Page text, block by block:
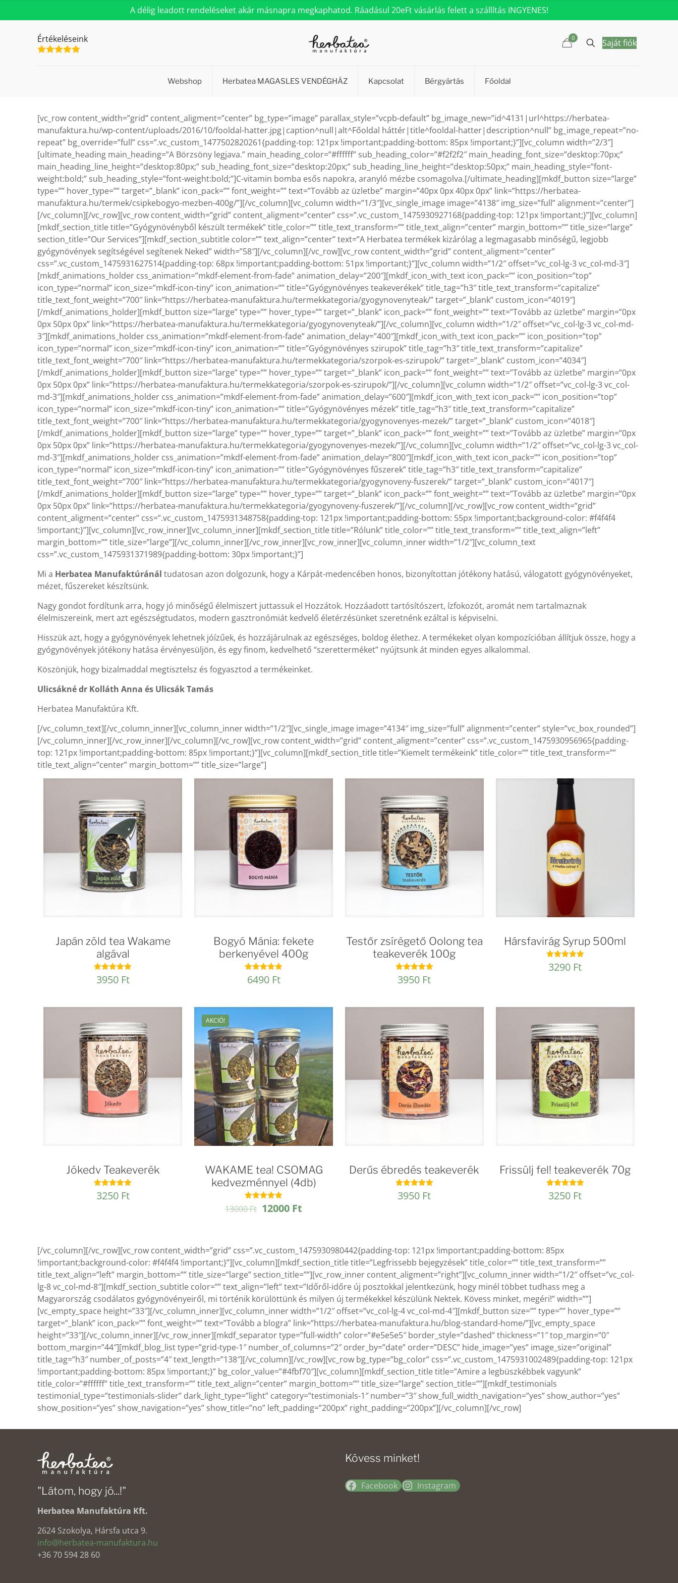
A délig leadott rendeléseket akár másnapra megkaphatod. Ráadásul 20eFt vásárlás felett a szállítás INGYENES!
Értékeléseink
Webshop Herbatea MAGASLES VENDÉGHÁZ Kapcsolat Bérgyártás Főoldal
0 Saját fiók
[vc_row content_width=”grid” content_aligment=”center” bg_type=”image” parallax_style=”vcpb-default” bg_image_new=”id^4131|url^https://herbatea-
manufaktura.hu/wp-content/uploads/2016/10/fooldal-hatter.jpg|caption^null|alt^Főoldal háttér|title^fooldal-hatter|description^null” bg_image_repeat=”no-
repeat” bg_override=”full” css=”.vc_custom_1477502820261{padding-top: 121px !important;padding-bottom: 85px !important;}”][vc_column width=”2/3″]
[ultimate_heading main_heading=”A Börzsöny legjava.” main_heading_color=”#ffffff” sub_heading_color=”#f2f2f2″ main_heading_font_size=”desktop:70px;”
main_heading_line_height=”desktop:80px;” sub_heading_font_size=”desktop:20px;” sub_heading_line_height=”desktop:50px;” main_heading_style=”font-
weight:bold;” sub_heading_style=”font-weight:bold;”]C-vitamin bomba esős napokra, aranyló mézbe csomagolva.[/ultimate_heading][mkdf_button size=”large”
type=”” hover_type=”” target=”_blank” icon_pack=”” font_weight=”” text=”Tovább az üzletbe” margin=”40px 0px 40px 0px” link=”https://herbatea-
manufaktura.hu/termek/csipkebogyo-mezben-400g/”][/vc_column][vc_column width=”1/3″][vc_single_image image=”4138″ img_size=”full” alignment=”center”]
[/vc_column][/vc_row][vc_row content_width=”grid” content_aligment=”center” css=”.vc_custom_1475930927168{padding-top: 121px !important;}”][vc_column]
[mkdf_section_title title=”Gyógynövényből készült termékek” title_color=”” title_text_transform=”” title_text_align=”center” margin_bottom=”” title_size=”large”
section_title=”Our Services”][mkdf_section_subtitle color=”” text_align=”center” text=”A Herbatea termékek kizárólag a legmagasabb minőségű, legjobb
gyógynövények segítségével segítenek Neked” width=”58″][/vc_column][/vc_row][vc_row content_width=”grid” content_aligment=”center”
css=”.vc_custom_1475931627514{padding-top: 68px !important;padding-bottom: 51px !important;}”][vc_column width=”1/2″ offset=”vc_col-lg-3 vc_col-md-3″]
[mkdf_animations_holder css_animation=”mkdf-element-from-fade” animation_delay=”200″][mkdf_icon_with_text icon_pack=”” icon_position=”top”
icon_type=”normal” icon_size=”mkdf-icon-tiny” icon_animation=”” title=”Gyógynövényes teakeverékek” title_tag=”h3″ title_text_transform=”capitalize”
title_text_font_weight=”700″ link=”https://herbatea-manufaktura.hu/termekkategoria/gyogynovenyteak/” target=”_blank” custom_icon=”4019″]
[/mkdf_animations_holder][mkdf_button size=”large” type=”” hover_type=”” target=”_blank” icon_pack=”” font_weight=”” text=”Tovább az üzletbe” margin=”0px
0px 50px 0px” link=”https://herbatea-manufaktura.hu/termekkategoria/gyogynovenyteak/”][/vc_column][vc_column width=”1/2″ offset=”vc_col-lg-3 vc_col-md-
3″][mkdf_animations_holder css_animation=”mkdf-element-from-fade” animation_delay=”400″][mkdf_icon_with_text icon_pack=”” icon_position=”top”
icon_type=”normal” icon_size=”mkdf-icon-tiny” icon_animation=”” title=”Gyógynövényes szirupok” title_tag=”h3″ title_text_transform=”capitalize”
title_text_font_weight=”700″ link=”https://herbatea-manufaktura.hu/termekkategoria/szorpok-es-szirupok/” target=”_blank” custom_icon=”4034″]
[/mkdf_animations_holder][mkdf_button size=”large” type=”” hover_type=”” target=”_blank” icon_pack=”” font_weight=”” text=”Tovább az üzletbe” margin=”0px
0px 50px 0px” link=”https://herbatea-manufaktura.hu/termekkategoria/szorpok-es-szirupok/”][/vc_column][vc_column width=”1/2″ offset=”vc_col-lg-3 vc_col-
md-3″][mkdf_animations_holder css_animation=”mkdf-element-from-fade” animation_delay=”600″][mkdf_icon_with_text icon_pack=”” icon_position=”top”
icon_type=”normal” icon_size=”mkdf-icon-tiny” icon_animation=”” title=”Gyógynövényes mézek” title_tag=”h3″ title_text_transform=”capitalize”
title_text_font_weight=”700″ link=”https://herbatea-manufaktura.hu/termekkategoria/gyogynovenyes-mezek/” target=”_blank” custom_icon=”4018″]
[/mkdf_animations_holder][mkdf_button size=”large” type=”” hover_type=”” target=”_blank” icon_pack=”” font_weight=”” text=”Tovább az üzletbe” margin=”0px
0px 50px 0px” link=”https://herbatea-manufaktura.hu/termekkategoria/gyogynovenyes-mezek/”][/vc_column][vc_column width=”1/2″ offset=”vc_col-lg-3 vc_col-
md-3″][mkdf_animations_holder css_animation=”mkdf-element-from-fade” animation_delay=”800″][mkdf_icon_with_text icon_pack=”” icon_position=”top”
icon_type=”normal” icon_size=”mkdf-icon-tiny” icon_animation=”” title=”Gyógynövényes fűszerek” title_tag=”h3″ title_text_transform=”capitalize”
title_text_font_weight=”700″ link=”https://herbatea-manufaktura.hu/termekkategoria/gyogynoveny-fuszerek/” target=”_blank” custom_icon=”4017″]
[/mkdf_animations_holder][mkdf_button size=”large” type=”” hover_type=”” target=”_blank” icon_pack=”” font_weight=”” text=”Tovább az üzletbe” margin=”0px
0px 50px 0px” link=”https://herbatea-manufaktura.hu/termekkategoria/gyogynoveny-fuszerek/”][/vc_column][/vc_row][vc_row content_width=”grid”
content_aligment=”center” css=”.vc_custom_1475931348758{padding-top: 121px !important;padding-bottom: 55px !important;background-color: #f4f4f4
!important;}”][vc_column][vc_row_inner][vc_column_inner][mkdf_section_title title=”Rólunk” title_color=”” title_text_transform=”” title_text_align=”left”
margin_bottom=”” title_size=”large”][/vc_column_inner][/vc_row_inner][vc_row_inner][vc_column_inner width=”1/2″][vc_column_text
css=”.vc_custom_1475931371989{padding-bottom: 30px !important;}”]
Mi a Herbatea Manufaktúránál tudatosan azon dolgozunk, hogy a Kárpát-medencében honos, bizonyítottan jótékony hatású, válogatott gyógynövényeket,
mézet, fűszereket készítsünk.
Nagy gondot fordítunk arra, hogy jó minőségű élelmiszert juttassuk el Hozzátok. Hozzáadott tartósítószert, ízfokozót, aromát nem tartalmaznak
élelmiszereink, mert azt egészségtudatos, modern gasztronómiát kedvelő életérzésünket szeretnénk ezáltal is képviselni.
Hisszük azt, hogy a gyógynövények lehetnek jóízűek, és hozzájárulnak az egészséges, boldog élethez. A termékeket olyan kompozícióban állítjuk össze, hogy a
gyógynövények jótékony hatása érvényesüljön, és egy finom, kedvelhető “szeretterméket” nyújtsunk át minden egyes alkalommal.
Köszönjük, hogy bizalmaddal megtisztelsz és fogyasztod a termékeinket.
Ulicsákné dr Kolláth Anna és Ulicsák Tamás
Herbatea Manufaktúra Kft.
[/vc_column_text][/vc_column_inner][vc_column_inner width=”1/2″][vc_single_image image=”4134″ img_size=”full” alignment=”center” style=”vc_box_rounded”]
[/vc_column_inner][/vc_row_inner][/vc_column][/vc_row][vc_row content_width=”grid” content_aligment=”center” css=”.vc_custom_1475930956965{padding-
top: 121px !important;padding-bottom: 85px !important;}”][vc_column][mkdf_section_title title=”Kiemelt termékeink” title_color=”” title_text_transform=””
title_text_align=”center” margin_bottom=”” title_size=”large”]
Japán zöld tea Wakame
algával
Értékelés:
4.94
3950 Ft
Bogyó Mánia: fekete
berkenyével 400g
Értékelés:
4.92
6490 Ft
Testőr zsírégető Oolong tea
teakeverék 100g
Értékelés:
4.92
3950 Ft
Hársfavirág Syrup 500ml
Értékelés:
5.00
3290 Ft
Jókedv Teakeverék
Értékelés:
5.00
3250 Ft
AKCIÓ!
WAKAME tea! CSOMAG
kedvezménnyel (4db)
Értékelés:
4.93
13000Ft Original
13000 Ft.
12000 Ft
12000 Ft.
Derűs ébredés teakeverék
Értékelés:
5.00
3950 Ft
Frissülj fel! teakeverék 70g
Értékelés:
4.92
3250 Ft
[/vc_column][/vc_row][vc_row content_width=”grid” css=”.vc_custom_1475930980442{padding-top: 121px !important;padding-bottom: 85px
!important;background-color: #f4f4f4 !important;}”][vc_column][mkdf_section_title title=”Legfrissebb bejegyzések” title_color=”” title_text_transform=””
title_text_align=”left” margin_bottom=”” title_size=”large” section_title=””][vc_row_inner content_aligment=”right”][vc_column_inner width=”1/2″ offset=”vc_col-
lg-8 vc_col-md-8″][mkdf_section_subtitle color=”” text_align=”left” text=”Időről-időre új posztokkal jelentkezünk, hogy minél többet tudhass meg a
Magyarország csodálatos gyógynövényeiről, mi történik körülöttünk és milyen új termékekkel készülünk Nektek. Kövess minket, megéri!” width=””]
[vc_empty_space height=”33″][/vc_column_inner][vc_column_inner width=”1/2″ offset=”vc_col-lg-4 vc_col-md-4″][mkdf_button size=”” type=”” hover_type=””
target=”_blank” icon_pack=”” font_weight=”” text=”Tovább a blogra” link=”https://herbatea-manufaktura.hu/blog-standard-home/”][vc_empty_space
height=”33″][/vc_column_inner][/vc_row_inner][mkdf_separator type=”full-width” color=”#e5e5e5″ border_style=”dashed” thickness=”1″ top_margin=”0″
bottom_margin=”44″][mkdf_blog_list type=”grid-type-1″ number_of_columns=”2″ order_by=”date” order=”DESC” hide_image=”yes” image_size=”original”
title_tag=”h3″ number_of_posts=”4″ text_length=”138″][/vc_column][/vc_row][vc_row bg_type=”bg_color” css=”.vc_custom_1475931002489{padding-top: 121px
!important;padding-bottom: 85px !important;}” bg_color_value=”#4fbf70″][vc_column][mkdf_section_title title=”Amire a legbüszkébbek vagyunk”
title_color=”#ffffff” title_text_transform=”” title_text_align=”center” margin_bottom=”” title_size=”large” section_title=””][mkdf_testimonials
testimonial_type=”testimonials-slider” dark_light_type=”light” category=”testimonials-1″ number=”3″ show_full_width_navigation=”yes” show_author=”yes”
show_position=”yes” show_navigation=”yes” show_title=”no” left_padding=”200px” right_padding=”200px”][/vc_column][/vc_row]
"Látom, hogy jó...!"
Herbatea Manufaktúra Kft.
2624 Szokolya, Hársfa utca 9.
info@herbatea-manufaktura.hu
+36 70 594 28 60
Kövess minket!
Facebook Instagram